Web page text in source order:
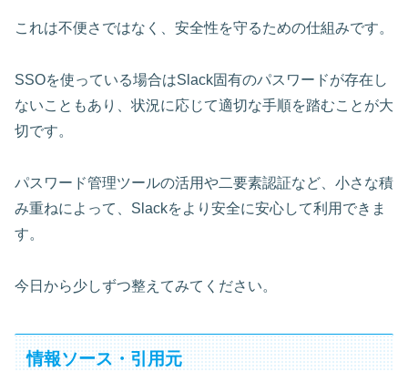
これは不便さではなく、安全性を守るための仕組みです。
SSOを使っている場合はSlack固有のパスワードが存在し
ないこともあり、状況に応じて適切な手順を踏むことが大
切です。
パスワード管理ツールの活用や二要素認証など、小さな積
み重ねによって、Slackをより安全に安心して利用できま
す。
今日から少しずつ整えてみてください。
情報ソース・引用元